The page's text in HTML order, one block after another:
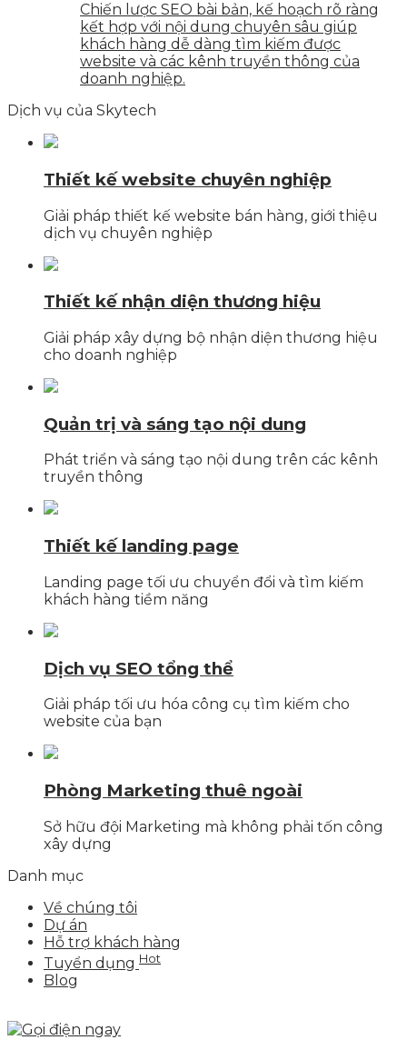
Chiến lược SEO bài bản, kế hoạch rõ ràng
kết hợp với nội dung chuyên sâu giúp
khách hàng dễ dàng tìm kiếm được
website và các kênh truyền thông của
doanh nghiệp.
Dịch vụ của Skytech
Thiết kế website chuyên nghiệp
Giải pháp thiết kế website bán hàng, giới thiệu
dịch vụ chuyên nghiệp
Thiết kế nhận diện thương hiệu
Giải pháp xây dựng bộ nhận diện thương hiệu
cho doanh nghiệp
Quản trị và sáng tạo nội dung
Phát triển và sáng tạo nội dung trên các kênh
truyền thông
Thiết kế landing page
Landing page tối ưu chuyển đổi và tìm kiếm
khách hàng tiềm năng
Dịch vụ SEO tổng thể
Giải pháp tối ưu hóa công cụ tìm kiếm cho
website của bạn
Phòng Marketing thuê ngoài
Sở hữu đội Marketing mà không phải tốn công
xây dựng
Danh mục
Về chúng tôi
Dự án
Hỗ trợ khách hàng
Tuyển dụng Hot
Blog